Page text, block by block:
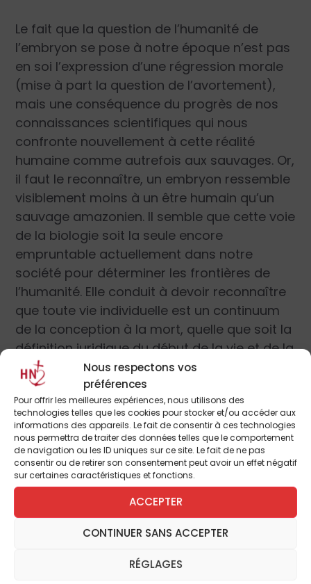
Nous respectons vos
préférences
Pour offrir les meilleures expériences, nous utilisons des
technologies telles que les cookies pour stocker et/ou accéder aux
informations des appareils. Le fait de consentir à ces technologies
nous permettra de traiter des données telles que le comportement
de navigation ou les ID uniques sur ce site. Le fait de ne pas
consentir ou de retirer son consentement peut avoir un effet négatif
sur certaines caractéristiques et fonctions.
ACCEPTER
CONTINUER SANS ACCEPTER
RÉGLAGES
Le fait que la question de l’humanité de
l’embryon se pose à notre époque n’est pas
en soi l’expression d’une régression morale
(mise à part la question de l’avortement),
mais une conséquence du progrès de nos
connaissances scientifiques qui nous
confronte nouvellement à cette réalité
humaine comme autrefois aux sauvages. Or,
il faut le reconnaître, un embryon ressemble
visiblement moins à un être humain qu’un
sauvage amazonien. Il semble que cette voie
de la biologie soit la seule encore
empruntable actuellement dans notre
société pour déterminer les frontières de
l’humanité. Elle conduit à devoir reconnaître
que toute vie individuelle est un continuum
de la conception à la mort, quelle que soit la
définition juridique du début de la vie et de la
mort. Cela suppose d’abandonner l’idée
morale d’humanité comme définissant
prioriet conditionnant qui est homme pour
ne conserver d’elle que la description des
qualités humaines dont tout individu n’est
pas pourvu à égalité. Cela suppose de partir
du réel. Le sujet de l’humanité peut alors
exister indépendamment de la possession
des qualités morales qui distinguent
l’homme du reste de la nature. Si l’humanité
obéit à un critère biologique, alors elle ne fait
pas mystère et nous oblige. Prétendre ne